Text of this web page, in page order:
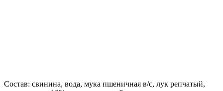
Состав: свинина, вода, мука пшеничная в/с, лук репчатый,